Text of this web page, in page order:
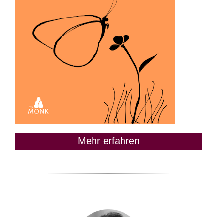
Mehr erfahren